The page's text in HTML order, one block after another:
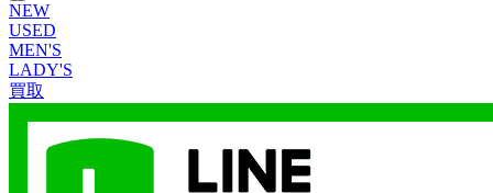
NEW
USED
MEN'S
LADY'S
買取